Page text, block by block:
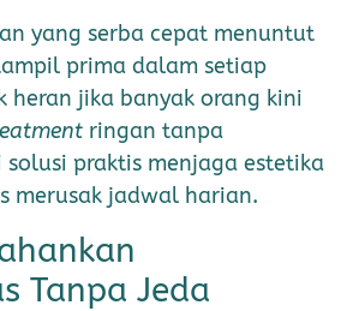
yang serba cepat menuntut
prima dalam setiap
heran jika banyak orang kini
ringan tanpa
solusi praktis menjaga estetika
merusak jadwal harian.
Tanpa Jeda